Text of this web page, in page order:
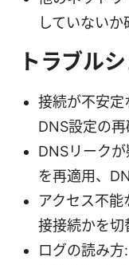
していないか
トラブル
接続が不安定
DNS設定の再
DNSリーク
を再適用、
アクセス不
接接続かを切
ログの読み